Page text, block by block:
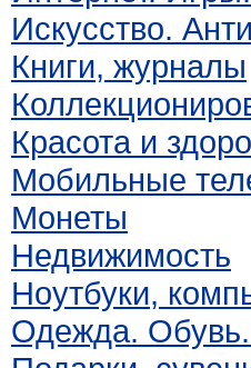
Искусство.
Книги, журналы
Красота и
Мобильные
Монеты
Недвижимость
Ноутбуки,
Одежда.